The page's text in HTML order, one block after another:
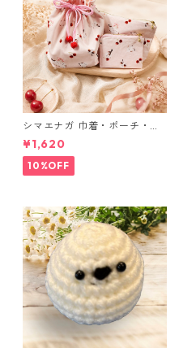
シマエナガ 巾着・ポーチ・ミ
ニポーチ(カード収納にも) ３
点セット さくらんぼ柄×淡いピ
ンク
¥1,620
10%OFF